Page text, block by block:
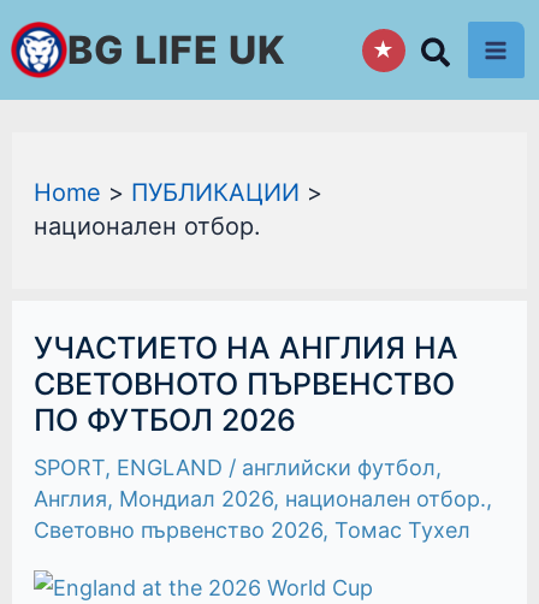
Skip
to
content
BG LIFE UK ★
Home
ПУБЛИКАЦИИ
национален отбор.
УЧАСТИЕТО НА АНГЛИЯ НА
СВЕТОВНОТО ПЪРВЕНСТВО
ПО ФУТБОЛ 2026
SPORT, ENGLAND / английски футбол,
Англия, Мондиал 2026, национален отбор.,
Световно първенство 2026, Томас Тухел
УЧАСТИЕТО
НА
АНГЛИЯ
НА
СВЕТОВНОТО
ПЪРВЕНСТВО
ПО
ФУТБОЛ
2026